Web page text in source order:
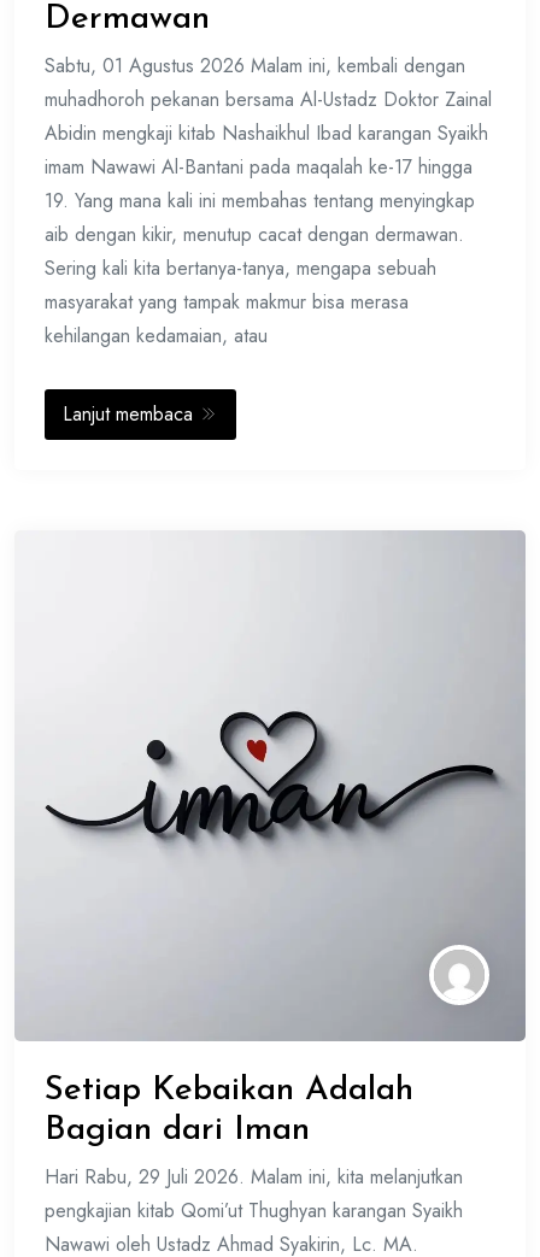
Dermawan
Sabtu, 01 Agustus 2026 Malam ini, kembali dengan
muhadhoroh pekanan bersama Al-Ustadz Doktor Zainal
Abidin mengkaji kitab Nashaikhul Ibad karangan Syaikh
imam Nawawi Al-Bantani pada maqalah ke-17 hingga
19. Yang mana kali ini membahas tentang menyingkap
aib dengan kikir, menutup cacat dengan dermawan.
Sering kali kita bertanya-tanya, mengapa sebuah
masyarakat yang tampak makmur bisa merasa
kehilangan kedamaian, atau
Lanjut membaca
Setiap Kebaikan Adalah
Bagian dari Iman
Hari Rabu, 29 Juli 2026. Malam ini, kita melanjutkan
pengkajian kitab Qomi’ut Thughyan karangan Syaikh
Nawawi oleh Ustadz Ahmad Syakirin, Lc. MA.